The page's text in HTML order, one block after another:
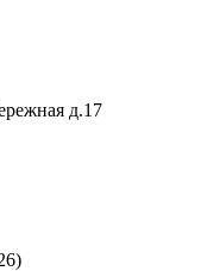
д.17